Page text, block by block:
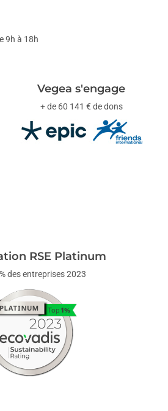
9h à 18h
Vegea s'engage
+ de 60 141 € de dons
RSE Platinum
des entreprises 2023